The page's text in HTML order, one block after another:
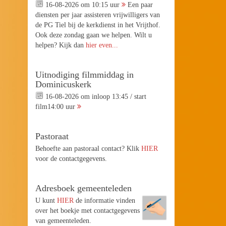
16-08-2026 om 10:15 uur
Een paar
diensten per jaar assisteren vrijwilligers van
de PG Tiel bij de kerkdienst in het Vrijthof.
Ook deze zondag gaan we helpen. Wilt u
helpen? Kijk danhier even...
Uitnodiging filmmiddag in
Dominicuskerk
16-08-2026 om inloop 13:45 / start
film14:00 uur
Pastoraat
Behoefte aan pastoraal contact? KlikHIER
voor de contactgegevens.
Adresboek gemeenteleden
U kuntHIER de informatie vinden
over het boekje met contactgegevens
van gemeenteleden.